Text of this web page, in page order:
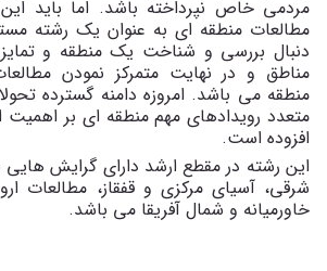
مردمی خاص نپرداخته باشد. اما باید
مطالعات منطقه ای به عنوان یک رشته
دنبال بررسی و شناخت یک منطقه و
مناطق و در نهایت متمرکز نمودن
منطقه می باشد. امروزه دامنه گسترده
متعدد رویدادهای مهم منطقه ای بر اهمیت
افزوده است.
این رشته در مقطع ارشد دارای گرایش
شرقی، آسیای مرکزی و قفقاز، مطالعات
خاورمیانه و شمال آفریقا می باشد.